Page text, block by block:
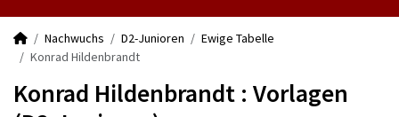
Nachwuchs D2-Junioren
Ewige Tabelle
Konrad Hildenbrandt
Konrad Hildenbrandt : Vorlagen